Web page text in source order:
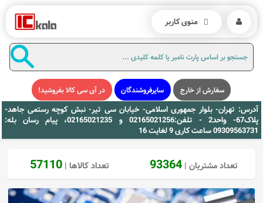
سفارش از خارج سایرفروشندگان در آی سی کالا بفروشید!
آدرس: تهران- بلوار جمهوری اسلامی- خیابان سی تیر- نبش کوچه رستمی جاهد-
پلاک67- واحد2 - تلفن:02165021256 و 02165021235، پیام رسان بله:
09309563731 ساعت کاری 9 لغایت 16
تعداد کالاها | 57110 تعداد مشتریان |93364
منوی کاربر